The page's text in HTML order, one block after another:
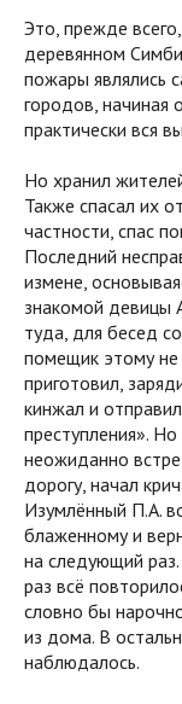
Это, прежде
деревянном
пожары являлись
городов, начиная
практически вся
Но хранил
Также спасал их
частности, спас
Последний
измене,
знакомой девицы
туда, для бесед
помещик этому не
приготовил,
кинжал и
преступления».
неожиданно
дорогу, начал
Изумлённый П.А.
блаженному и
на следующий
раз всё
словно бы
из дома. В
наблюдалось.